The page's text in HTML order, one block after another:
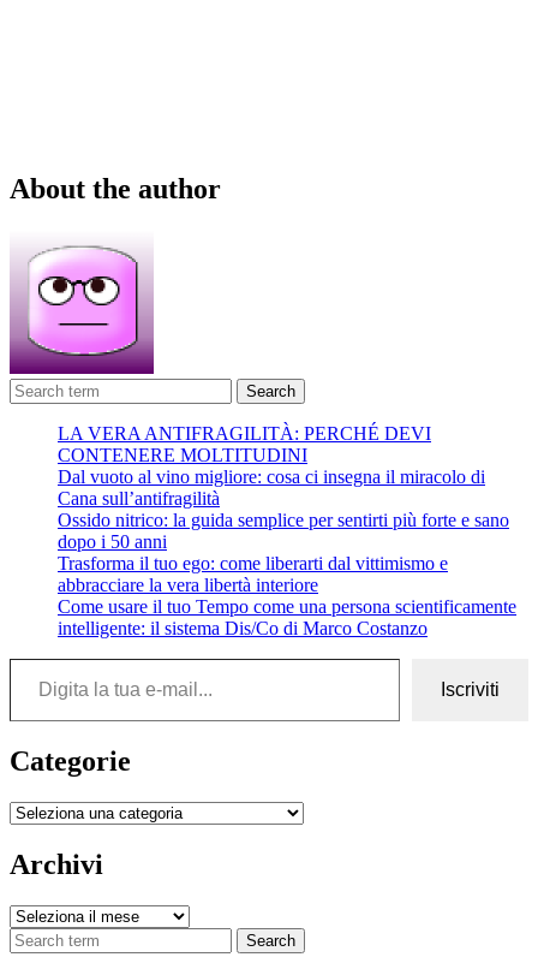
About the author
Search
LA VERA ANTIFRAGILITÀ: PERCHÉ DEVI
CONTENERE MOLTITUDINI
Dal vuoto al vino migliore: cosa ci insegna il miracolo di
Cana sull’antifragilità
Ossido nitrico: la guida semplice per sentirti più forte e sano
dopo i 50 anni
Trasforma il tuo ego: come liberarti dal vittimismo e
abbracciare la vera libertà interiore
Come usare il tuo Tempo come una persona scientificamente
intelligente: il sistema Dis/Co di Marco Costanzo
Digita la tua e-mail...
Iscriviti
Categorie
Categorie
Archivi
Archivi
Search